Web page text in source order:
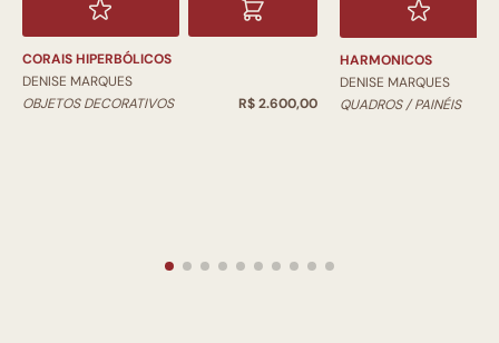
CORAIS HIPERBÓLICOS
DENISE MARQUES
OBJETOS DECORATIVOS
R$ 2.600,00
HARMONICOS
DENISE MARQUES
QUADROS / PAINÉIS